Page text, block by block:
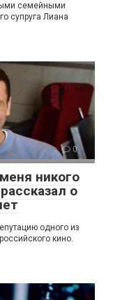
семейными
супруга Лиана
0
никого
о
одного из
кино.